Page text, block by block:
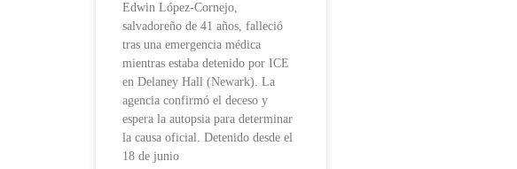
Edwin López-Cornejo,
salvadoreño de 41 años, falleció
tras una emergencia médica
mientras estaba detenido por ICE
en Delaney Hall (Newark). La
agencia confirmó el deceso y
espera la autopsia para determinar
la causa oficial. Detenido desde el
18 de junio